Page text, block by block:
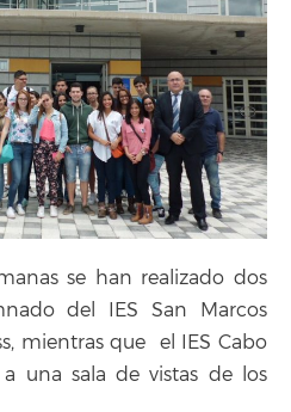
se han realizado dos
del IES San Marcos
mientras que el IES Cabo
una sala de vistas de los